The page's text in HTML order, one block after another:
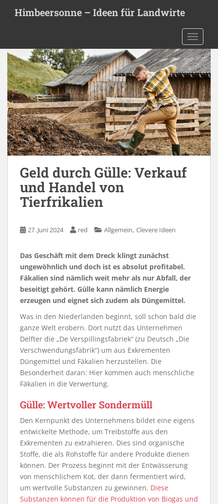
t
Himbeersonne – Ideen für Landwirte
Geld durch Gülle: Verkauf
und Handel von
Tierfrikalien
27. Juni 2024 red Allgemein, Clevere Ideen
Das Geschäft mit dem Dreck klingt zunächst
ungewöhnlich und doch ist es absolut profitabel.
Fäkalien sind nämlich weit mehr als nur Abfall, der
beseitigt gehört. Gülle kann nämlich Energie
erzeugen und eignet sich zudem als Düngemittel.
Was in den Niederlanden beginnt, soll schon bald die
ganze Welt erobern. Dort nutzt das Unternehmen
Delfter die „De Verspillingsfabriek“ (zu Deutsch „Die
Verschwendungsfabrik“) um aus Exkrementen
Düngemittel und Fäkalien herzustellen. Die
Besonderheit daran: Hier kommen auch menschliche
Fäkalien in die Verwertung.
Gülle: Wertvoller Sondermüll
Den Kernpunkt des Unternehmens bildet eine eigens
entwickelte Methode, um Treibstoffe aus den
Exkrementen zu extrahieren. Dies sind organische
Stoffe, die als Rohstoffe für andere Produkte dienen
können. Der Prozess beginnt mit der Entwässerung
von menschlichem Kot, der dann fermentiert wird,
um wertvolle Substanzen zu gewinnen. Diese
Substanzen können für die Produktion von Biogas und